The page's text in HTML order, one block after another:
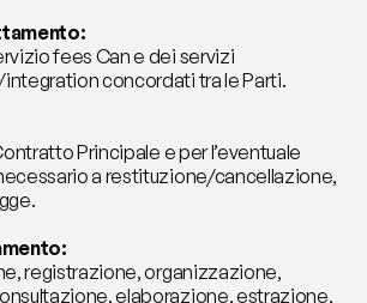
fees Can e dei servizi
concordati tra le Parti.
Principale e per l’eventuale
a restituzione/cancellazione,
registrazione, organizzazione,
elaborazione, estrazione,